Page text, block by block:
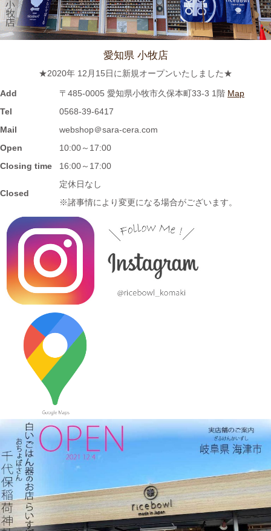
2023/11/16
≪新着商品≫ 波佐見焼のラフランスとりんごのマグカップ新入
荷しました♪先行販売中！！
2023/11/1
≪再入荷≫窯出し入荷しました♪松助窯 お野菜たっぷり担麺 タン
2023/10/25
≪新着商品≫ 波佐見焼の可愛いフルーツ柄平鉢新入荷しました♪
先行販売中！！
2023/10/23
≪おすすめ≫ あったか～いお茶にどうぞ！しのぎの湯飲み再入
荷しました♪焼きたてホヤホヤです★
2023/10/12
≪新着商品≫ 波佐見焼のアイテム新入荷しました♪ころころぱす
てるボーダーカップなど
2023/9/21
≪おすすめ≫ もうすぐ新米の季節
碗、入荷してます♪
2023/9/7
≪おすすめ≫ 食卓華やぐ✿信楽焼 蓮の葉プレート
2023/8/24
≪おすすめ≫ 満腹ッ☆松助窯 変型どんぶり
愛知県 小牧店
★2020年 12月15日に新規オープンいたしました★
Add 〒485-0005 愛知県小牧市久保本町33-3 1階 Map
Tel
0568-39-6417
Mail
webshop＠sara-cera.com
Open
10:00～17:00
Closing time
16:00～17:00
Closed
定休日なし
※諸事情により変更になる場合がございます。